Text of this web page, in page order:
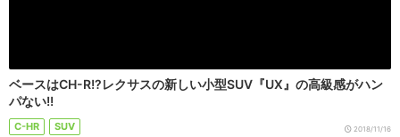
ベースはCH-R!?レクサスの新しい小型SUV『UX』の高級感がハン
パない!!
C-HR SUV 2018/11/16